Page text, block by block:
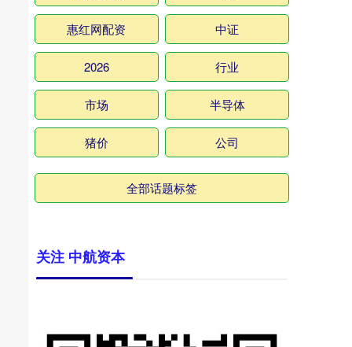
惠红网配资 中证
2026 行业
市场 半导体
猪价 公司
全部话题标签
关注 中航资本